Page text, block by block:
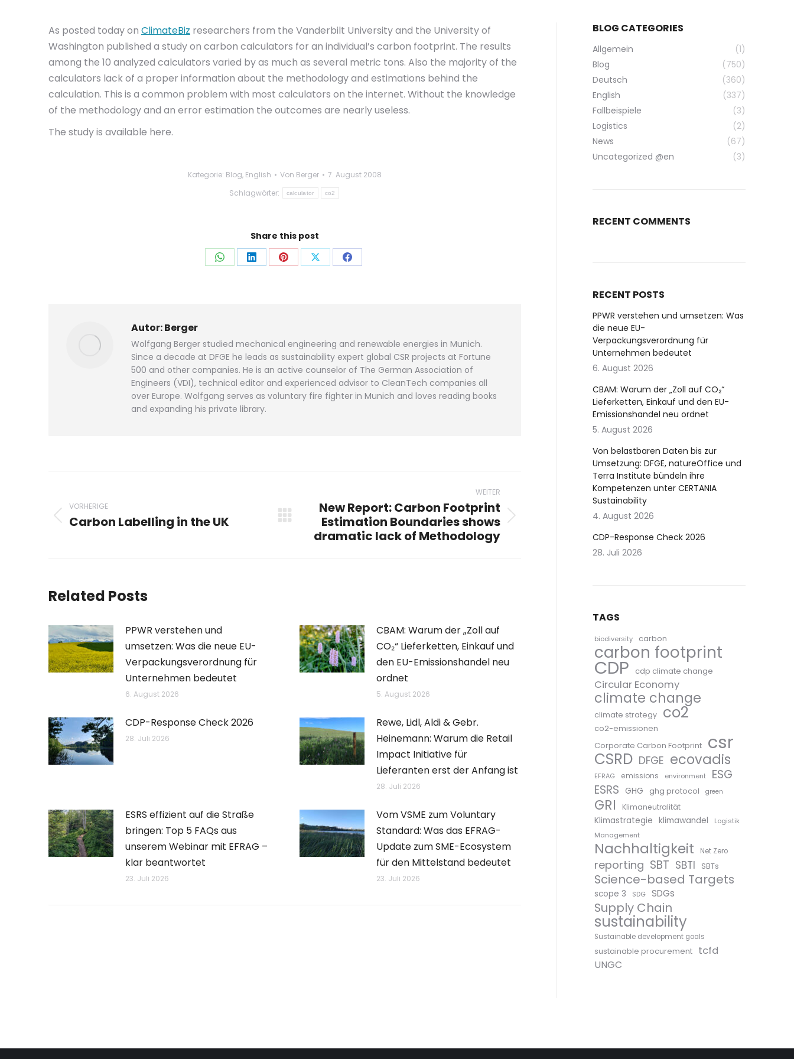
As posted today on ClimateBiz researchers from the Vanderbilt University and the University of
Washington published a study on carbon calculators for an individual’s carbon footprint. The results
among the 10 analyzed calculators varied by as much as several metric tons. Also the majority of the
calculators lack of a proper information about the methodology and estimations behind the
calculation. This is a common problem with most calculators on the internet. Without the knowledge
of the methodology and an error estimation the outcomes are nearly useless.
The study is available here.
Kategorie: Blog, English Von Berger
7. August 2008
Schlagwörter:
calculator co2
Share this post
Auf
Auf
Auf
Auf
Auf
Autor:Berger
Wolfgang Berger studied mechanical engineering and renewable energies in Munich.
Since a decade at DFGE he leads as sustainability expert global CSR projects at Fortune
500 and other companies. He is an active counselor of The German Association of
Engineers (VDI), technical editor and experienced advisor to CleanTech companies all
over Europe. Wolfgang serves as voluntary fire fighter in Munich and loves reading books
and expanding his private library.
VORHERIGE
Vorheriger
Carbon Labelling in the UK
WEITER
Nächster
Beitrag:
New Report: Carbon Footprint
Estimation Boundaries shows
dramatic lack of Methodology
Related Posts
PPWR verstehen und
umsetzen: Was die neue EU-
Verpackungsverordnung für
Unternehmen bedeutet
6. August 2026
CBAM: Warum der „Zoll auf
CO₂“ Lieferketten, Einkauf und
den EU-Emissionshandel neu
ordnet
5. August 2026
CDP-Response Check 2026
28. Juli 2026
Rewe, Lidl, Aldi & Gebr.
Heinemann: Warum die Retail
Impact Initiative für
Lieferanten erst der Anfang ist
28. Juli 2026
ESRS effizient auf die Straße
bringen: Top 5 FAQs aus
unserem Webinar mit EFRAG –
klar beantwortet
23. Juli 2026
Vom VSME zum Voluntary
Standard: Was das EFRAG-
Update zum SME-Ecosystem
für den Mittelstand bedeutet
23. Juli 2026
BLOG CATEGORIES
Allgemein
(1)
Blog
(750)
Deutsch
(360)
English
(337)
Fallbeispiele
(3)
Logistics
(2)
News
(67)
Uncategorized @en
(3)
RECENT COMMENTS
RECENT POSTS
PPWR verstehen und umsetzen: Was
die neue EU-
Verpackungsverordnung für
Unternehmen bedeutet
6. August 2026
CBAM: Warum der „Zoll auf CO₂“
Lieferketten, Einkauf und den EU-
Emissionshandel neu ordnet
5. August 2026
Von belastbaren Daten bis zur
Umsetzung: DFGE, natureOffice und
Terra Institute bündeln ihre
Kompetenzen unter CERTANIA
Sustainability
4. August 2026
CDP-Response Check 2026
28. Juli 2026
TAGS
biodiversity carbon
carbon footprint
CDP cdp climate change
Circular Economy
climate change
climate strategy co2
co2-emissionen
Corporate Carbon Footprint csr
CSRD DFGE ecovadis
EFRAG emissions environment
ESG
ESRS GHG ghg protocol green
GRI Klimaneutralität
Klimastrategie klimawandel
Logistik
Management
Nachhaltigkeit Net Zero
reporting SBT SBTI SBTs
Science-based Targets
scope 3 SDG SDGs
Supply Chain
sustainability
Sustainable development goals
sustainable procurement tcfd
UNGC